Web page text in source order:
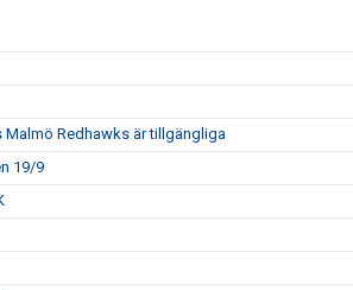
Redhawks är tillgängliga
19/9